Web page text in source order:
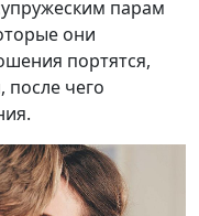
парам
они
портятся,
после чего